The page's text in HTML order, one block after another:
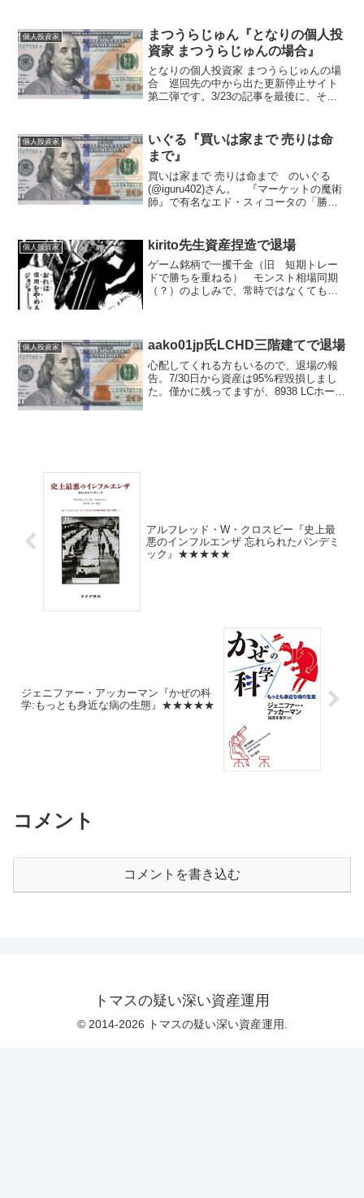
個人投資家
まつうらじゅん『となりの個人投
資家 まつうらじゅんの場合』
となりの個人投資家 まつうらじゅんの場
合 巡回先の中から出た更新停止サイト
第二弾です。3/23の記事を最後に、そろ
断するタイミングはこれまで6ヶ月と考え
ていましたが、...
個人投資家
いぐる『買いは家まで 売りは命
まで』
買いは家まで 売りは命まで のいぐる
(@iguru402)さん。 『マーケットの魔術
師』で有名なエド・スィコータの「勝っ
ます。 なかなか腑に落ちない言葉でし
たが、これま...
個人投資家 kirito先生資産捏造で退場
ゲーム銘柄で一攫千金（旧 短期トレー
ドで勝ちを重ねる） モンスト相場同期
（？）のよしみで、常時ではなくても継
個人投資家 aako01jp氏LCHD三階建てで退場
心配してくれる方もいるので、退場の報
告。7/30日から資産は95%程毀損しまし
た。僅かに残ってますが、8938 LCホール
アルフレッド・W・クロスビー『史上最
悪のインフルエンザ 忘れられたパンデミ
ック』★★★★★
ジェニファー・アッカーマン『かぜの科
学:もっとも身近な病の生態』★★★★★
コメント
コメントを書き込む
トマスの疑い深い資産運用
© 2014-2026 トマスの疑い深い資産運用.